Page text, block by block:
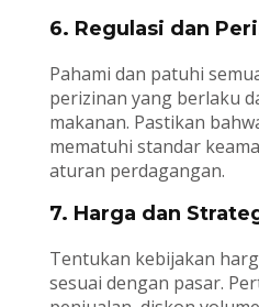
6. Regulasi dan
Pahami dan patuhi
perizinan yang berlaku
makanan. Pastikan
mematuhi standar
aturan perdagangan.
7. Harga dan
Tentukan kebijakan
sesuai dengan pasar.